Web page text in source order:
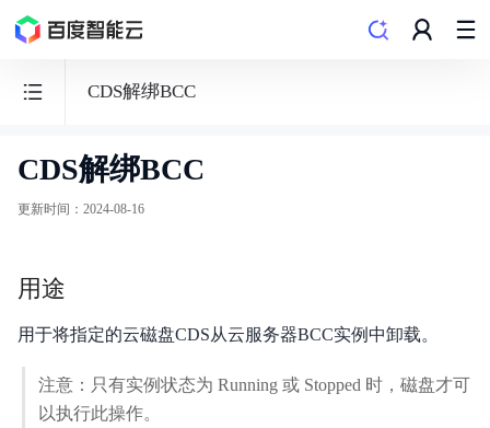
CDS解绑BCC
运
维
OOS
功能发布记录
CDS解绑BCC
更新时间 ： 2024-08-16
用途
用于将指定的云磁盘CDS从云服务器BCC实例中卸载。
注意：只有实例状态为 Running 或 Stopped 时，磁盘才可
以执行此操作。